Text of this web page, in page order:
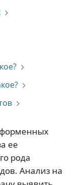
ее
рода
Анализ на